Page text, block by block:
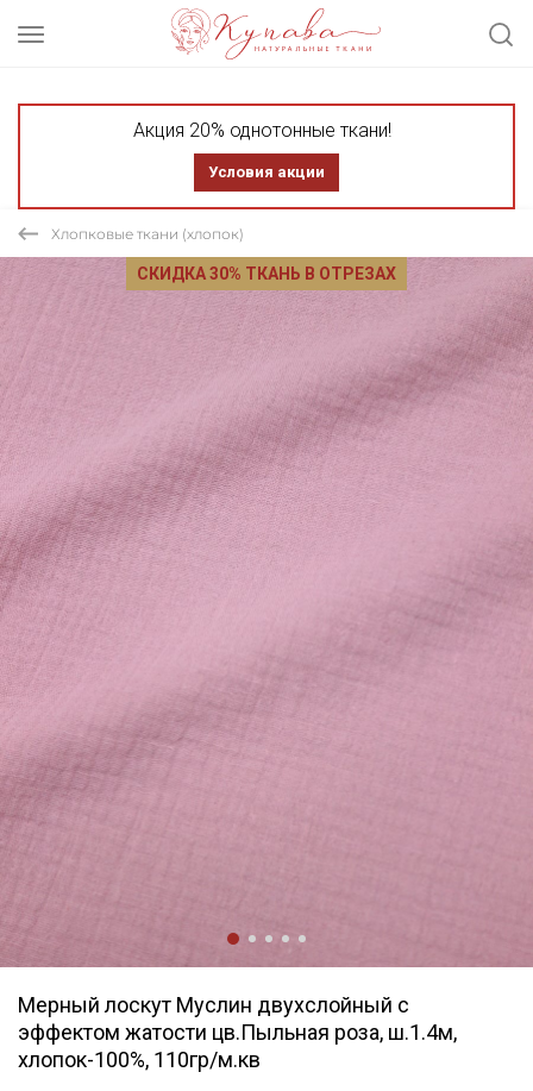
Акция 20% однотонные ткани!
Условия акции
Хлопковые ткани (хлопок)
СКИДКА 30% ТКАНЬ В ОТРЕЗАХ
Мерный лоскут Муслин двухслойный с
эффектом жатости цв.Пыльная роза, ш.1.4м,
хлопок-100%, 110гр/м.кв